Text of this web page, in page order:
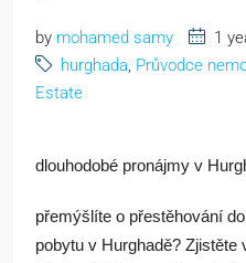
by mohamed samy
1
hurghada, Průvodce
Estate
dlouhodobé pronájmy v
přemýšlíte o přestěhování
pobytu v Hurghadě? Zjistěte